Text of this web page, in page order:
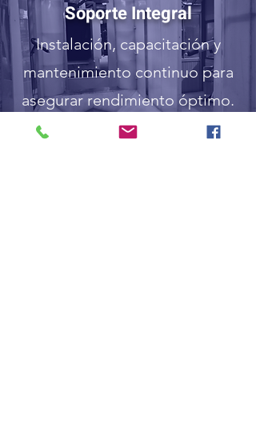
Soporte Integral
Instalación, capacitación y
mantenimiento continuo para
asegurar rendimiento óptimo.